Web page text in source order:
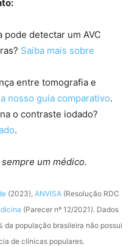
pode detectar um AVC
Saiba mais sobre
entre tomografia e
nosso guia comparativo.
o contraste iodado?
.
um médico.
(2023), ANVISA (Resolução RDC
(Parecer nº 12/2021). Dados
da população brasileira não possui
de clínicas populares.